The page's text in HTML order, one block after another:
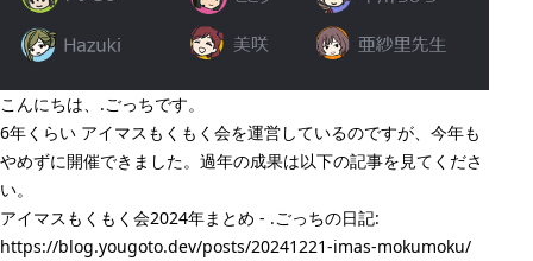
こんにちは、.ごっちです。
6年くらい アイマスもくもく会を運営しているのですが、今年も
やめずに開催できました。過年の成果は以下の記事を見てくださ
い。
アイマスもくもく会2024年まとめ - .ごっちの日記:
https://blog.yougoto.dev/posts/20241221-imas-mokumoku/